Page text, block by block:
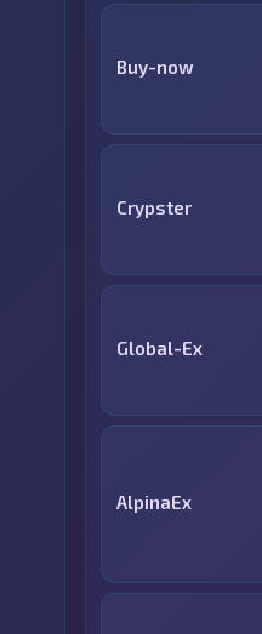
Buy-now
Crypster
Global-Ex
AlpinaEx